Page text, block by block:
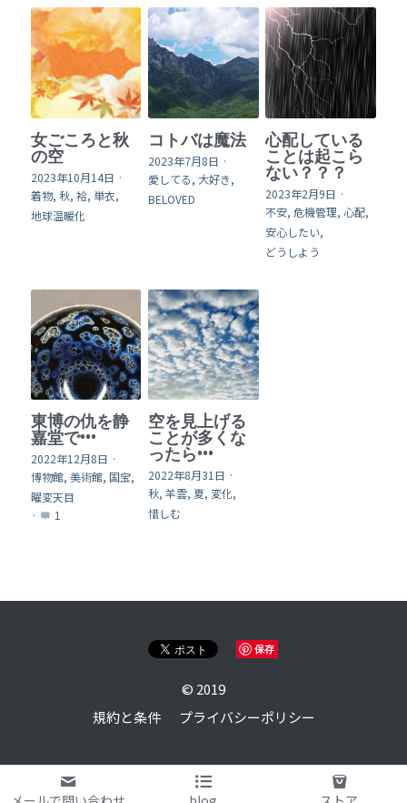
女ごころと秋
の空
2023年10月14日 ·
着物, 秋, 袷, 単衣,
地球温暖化
コトバは魔法
2023年7月8日 ·
愛してる, 大好き,
BELOVED
心配している
ことは起こら
ない？？？
2023年2月9日 ·
不安, 危機管理, 心配,
安心したい,
どうしよう
東博の仇を静
嘉堂で•••
2022年12月8日 ·
博物館, 美術館, 国宝,
曜変天目
·
1
空を見上げる
ことが多くな
ったら•••
2022年8月31日 ·
秋, 羊雲, 夏, 変化,
惜しむ
保存
© 2019
規約と条件
プライバシーポリシー